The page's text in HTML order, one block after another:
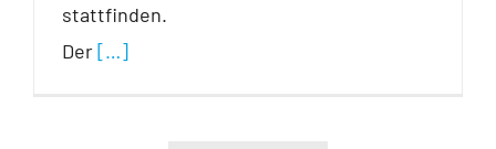
stattfinden.
Der[…]